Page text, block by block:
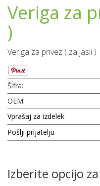
Veriga za
)
Veriga za privez ( za jasli )
Šifra:
OEM:
Vprašaj za izdelek
Pošlji prijatelju
Izberite opcijo